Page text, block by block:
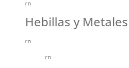
rn
Hebillas y Metales
rn
rn